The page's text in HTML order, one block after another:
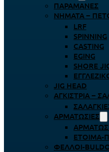
ΠΑΡΑΜΆΝΕΣ
ΝΉΜΑΤΑ –
LRF
SPINNING
CASTING
EGING
SHORE
JIG HEAD
ΑΓΚΊΣΤΡΙΑ –
ΑΡΜΑΤΩΣΙΈΣ
ΈΤΟΙΜΑ-
ΦΕΛΛΟΊ-